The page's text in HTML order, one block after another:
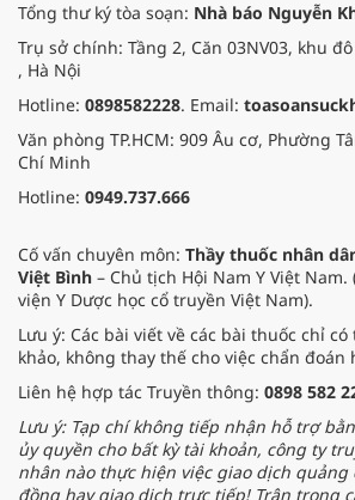
Tổng thư ký tòa soạn: Nhà báo Nguyễn
Trụ sở chính: Tầng 2, Căn 03NV03, khu
, Hà Nội
Hotline: 0898582228. Email:
Văn phòng TP.HCM: 909 Âu cơ, Phường
Chí Minh
Hotline: 0949.737.666
Cố vấn chuyên môn: Thầy thuốc nhân
Việt Bình – Chủ tịch Hội Nam Y Việt Nam.
viện Y Dược học cổ truyền Việt Nam).
Lưu ý: Các bài viết về các bài thuốc chỉ
khảo, không thay thế cho việc chẩn đoán
Liên hệ hợp tác Truyền thông: 0898 582
Lưu ý: Tạp chí không tiếp nhận hỗ trợ
ủy quyền cho bất kỳ tài khoản, công ty
nhân nào thực hiện việc giao dịch quảng
đồng hay giao dịch trực tiếp! Trân trọng